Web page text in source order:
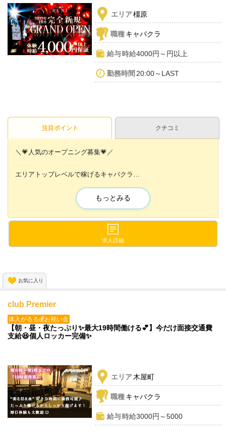
エリア橿原
職種キャバクラ
給与時給4000円～円以上
勤務時間 20:00～LAST
注目ポイント クチコミ
＼💗人気のオープニング募集💗／
エリアトップレベルで稼げるキャバクラ
完全新規GRAND OPEN💕🍾
🔰ナイトワーク未経験者さん
幅広い年齢層の女の子を大量募集中‼
もっとみる
求人詳細
お気に入り
club Premier
体入がるる💰お祝い金
【朝・昼・夜たっぷり✨最大19時間働ける💕】今だけ面接交通費
支給😆個人ロッカー完備✨
エリア木屋町
職種キャバクラ
給与時給3000円～5000